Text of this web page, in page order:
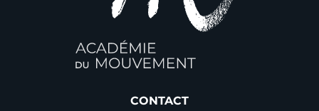
CONTACT